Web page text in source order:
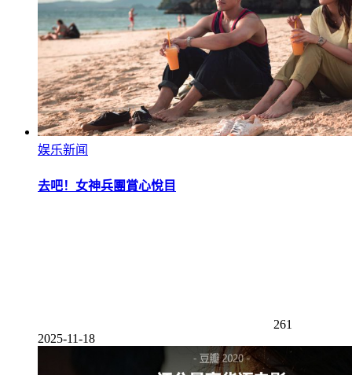
娱乐新闻
去吧！女神兵團賞心悅目
261
2025-11-18